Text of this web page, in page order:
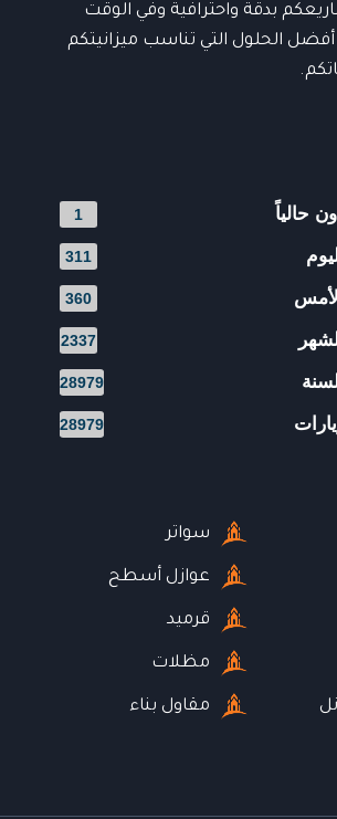
بدقة واحترافية وفي الوقت
الحلول التي تناسب ميزانيتكم
حالياً 1
311
360
2337
28979
28979
سواتر
عوازل أسطح
قرميد
مظلات
مقاول بناء